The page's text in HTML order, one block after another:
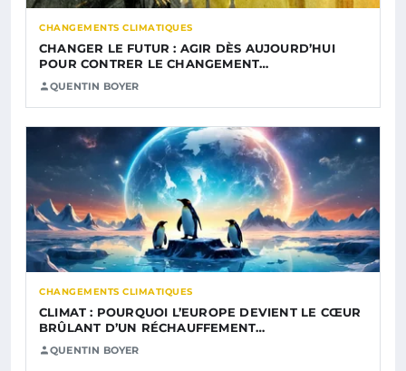
CHANGEMENTS CLIMATIQUES
CHANGER LE FUTUR : AGIR DÈS AUJOURD’HUI
POUR CONTRER LE CHANGEMENT…
QUENTIN BOYER
CHANGEMENTS CLIMATIQUES
CLIMAT : POURQUOI L’EUROPE DEVIENT LE CŒUR
BRÛLANT D’UN RÉCHAUFFEMENT…
QUENTIN BOYER